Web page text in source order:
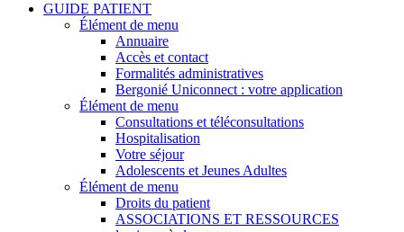
GUIDE PATIENT
Élément de menu
Annuaire
Accès et contact
Formalités administratives
Bergonié Uniconnect : votre application
Élément de menu
Consultations et téléconsultations
Hospitalisation
Votre séjour
Adolescents et Jeunes Adultes
Élément de menu
Droits du patient
ASSOCIATIONS ET RESSOURCES